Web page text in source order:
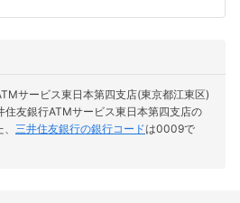
サービス東日本第四支店(東京都江東区)
住友銀行ATMサービス東日本第四支店の
三井住友銀行の銀行コードは0009で